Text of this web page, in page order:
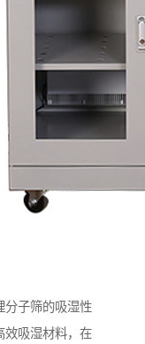
分子筛的吸湿性
效吸湿材料，在